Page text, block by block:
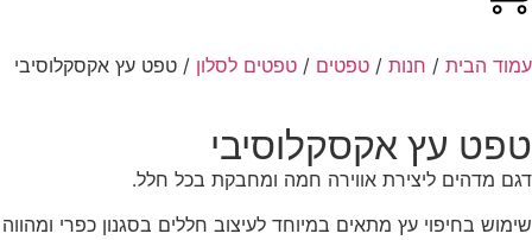
הבית/חנות/טפטים/טפטים לסלון/ טפט עץ אקסקלוסיבי
עץ אקסקלוסיבי
מדהים ליצירת אווירה חמה ומחבקת בכל חלל.
בחיפוי עץ מתאים במיוחד לעיצוב חללים בסגנון כפרי ומהווה